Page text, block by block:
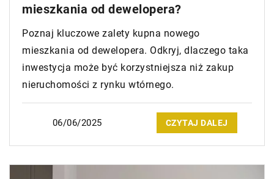
mieszkania od dewelopera?
Poznaj kluczowe zalety kupna nowego
mieszkania od dewelopera. Odkryj, dlaczego taka
inwestycja może być korzystniejsza niż zakup
nieruchomości z rynku wtórnego.
06/06/2025 CZYTAJ DALEJ